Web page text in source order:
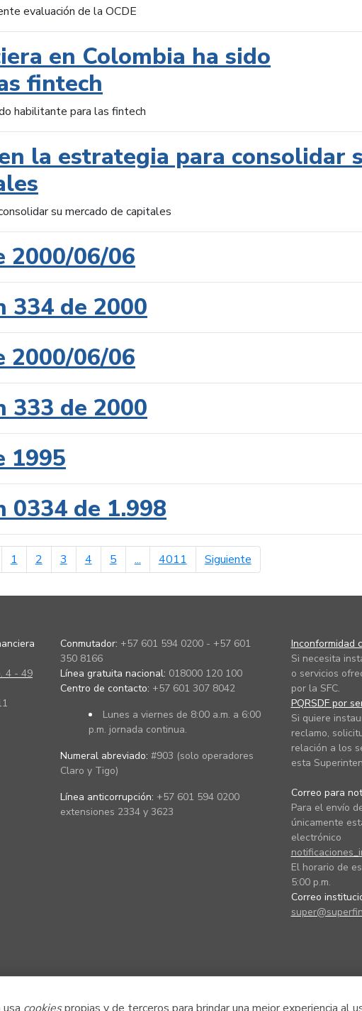
evaluación de la OCDE
en Colombia ha sido
fintech
habilitante para las fintech
la estrategia para consolidar
su mercado de capitales
2000/06/06
334 de 2000
2000/06/06
333 de 2000
1995
0334 de 1.998
anterior
1 2 3 4 5 ... 4011 Siguientepágina siguiente
4 - 49
Conmutador: +57 601 594 0200 - +57 601
350 8166
Línea gratuita nacional: 018000 120 100
Centro de contacto: +57 601 307 8042
Lunes a viernes de 8:00 a.m. a 6:00
p.m. jornada continua.
Numeral abreviado: #903 (solo operadores
Claro y Tigo)
Línea anticorrupción: +57 601 594 0200
extensiones 2334 y 3623
Inconformidad
Si necesita
o servicios
por la SFC.
PQRSDF por
Si quiere
reclamo,
relación a los
esta
Correo para
Para el envío
únicamente
electrónico
El horario de
5:00 p.m.
Correo